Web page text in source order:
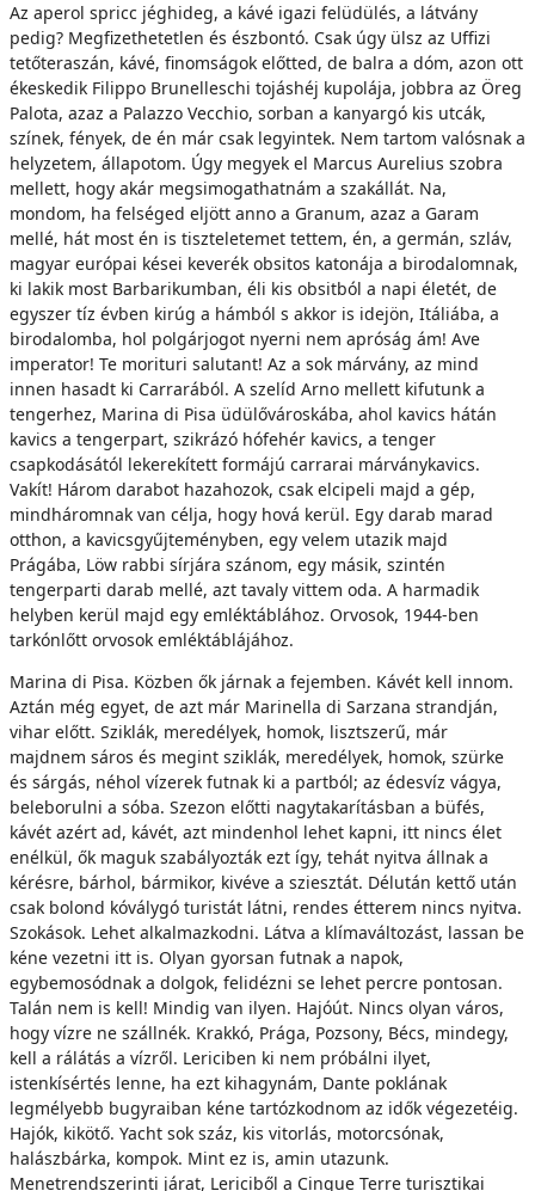
Az aperol spricc jéghideg, a kávé igazi felüdülés, a látvány
pedig? Megfizethetetlen és észbontó. Csak úgy ülsz az Uffizi
tetőteraszán, kávé, finomságok előtted, de balra a dóm, azon ott
ékeskedik Filippo Brunelleschi tojáshéj kupolája, jobbra az Öreg
Palota, azaz a Palazzo Vecchio, sorban a kanyargó kis utcák,
színek, fények, de én már csak legyintek. Nem tartom valósnak a
helyzetem, állapotom. Úgy megyek el Marcus Aurelius szobra
mellett, hogy akár megsimogathatnám a szakállát. Na,
mondom, ha felséged eljött anno a Granum, azaz a Garam
mellé, hát most én is tiszteletemet tettem, én, a germán, szláv,
magyar európai kései keverék obsitos katonája a birodalomnak,
ki lakik most Barbarikumban, éli kis obsitból a napi életét, de
egyszer tíz évben kirúg a hámból s akkor is idejön, Itáliába, a
birodalomba, hol polgárjogot nyerni nem apróság ám! Ave
imperator! Te morituri salutant! Az a sok márvány, az mind
innen hasadt ki Carrarából. A szelíd Arno mellett kifutunk a
tengerhez, Marina di Pisa üdülővároskába, ahol kavics hátán
kavics a tengerpart, szikrázó hófehér kavics, a tenger
csapkodásától lekerekített formájú carrarai márványkavics.
Vakít! Három darabot hazahozok, csak elcipeli majd a gép,
mindháromnak van célja, hogy hová kerül. Egy darab marad
otthon, a kavicsgyűjteményben, egy velem utazik majd
Prágába, Löw rabbi sírjára szánom, egy másik, szintén
tengerparti darab mellé, azt tavaly vittem oda. A harmadik
helyben kerül majd egy emléktáblához. Orvosok, 1944-ben
tarkónlőtt orvosok emléktáblájához.
Marina di Pisa. Közben ők járnak a fejemben. Kávét kell innom.
Aztán még egyet, de azt már Marinella di Sarzana strandján,
vihar előtt. Sziklák, meredélyek, homok, lisztszerű, már
majdnem sáros és megint sziklák, meredélyek, homok, szürke
és sárgás, néhol vízerek futnak ki a partból; az édesvíz vágya,
beleborulni a sóba. Szezon előtti nagytakarításban a büfés,
kávét azért ad, kávét, azt mindenhol lehet kapni, itt nincs élet
enélkül, ők maguk szabályozták ezt így, tehát nyitva állnak a
kérésre, bárhol, bármikor, kivéve a sziesztát. Délután kettő után
csak bolond kóválygó turistát látni, rendes étterem nincs nyitva.
Szokások. Lehet alkalmazkodni. Látva a klímaváltozást, lassan be
kéne vezetni itt is. Olyan gyorsan futnak a napok,
egybemosódnak a dolgok, felidézni se lehet percre pontosan.
Talán nem is kell! Mindig van ilyen. Hajóút. Nincs olyan város,
hogy vízre ne szállnék. Krakkó, Prága, Pozsony, Bécs, mindegy,
kell a rálátás a vízről. Lericiben ki nem próbálni ilyet,
istenkísértés lenne, ha ezt kihagynám, Dante poklának
legmélyebb bugyraiban kéne tartózkodnom az idők végezetéig.
Hajók, kikötő. Yacht sok száz, kis vitorlás, motorcsónak,
halászbárka, kompok. Mint ez is, amin utazunk.
Menetrendszerinti járat, Lericiből a Cinque Terre turisztikai